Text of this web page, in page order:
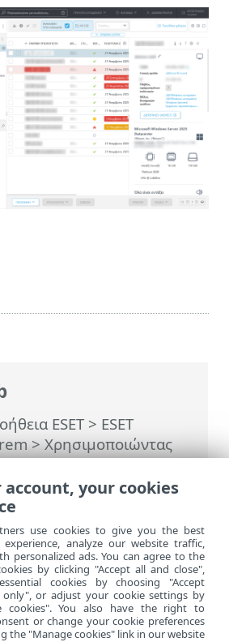
ESET> ESET
>Χρησιμοποιώντας
On-Prem>ESET
Κύριο μενού >
υπολογιστή
επιφάνειας εργασίας
account, your cookies
use cookies to give you the best
analyze our website traffic,
personalized ads. You can agree to the
by clicking "Accept all and close",
cookies by choosing "Accept
only", or adjust your cookie settings by
cookies". You also have the right to
or change your cookie preferences
the "Manage cookies" link in our website